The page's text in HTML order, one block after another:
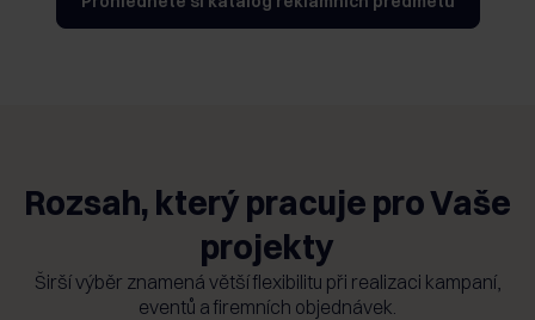
Rozsah, který pracuje pro Vaše
projekty
Širší výběr znamená větší flexibilitu při realizaci kampaní,
eventů a firemních objednávek.